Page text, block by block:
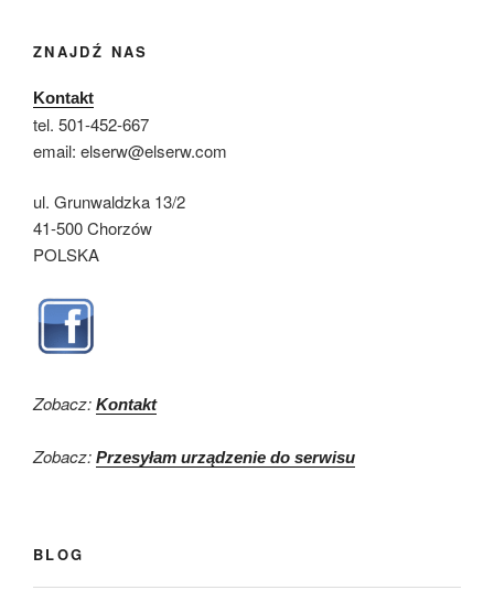
ZNAJDŹ NAS
Kontakt
tel. 501-452-667
email: elserw@elserw.com
ul. Grunwaldzka 13/2
41-500 Chorzów
POLSKA
Zobacz: Kontakt
Zobacz: Przesyłam urządzenie do serwisu
BLOG